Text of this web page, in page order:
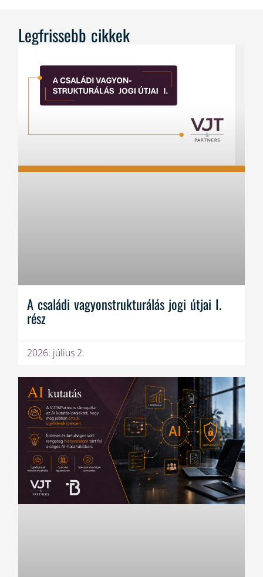
Legfrissebb cikkek
A családi vagyonstrukturálás jogi útjai I.
rész
2026. július 2.